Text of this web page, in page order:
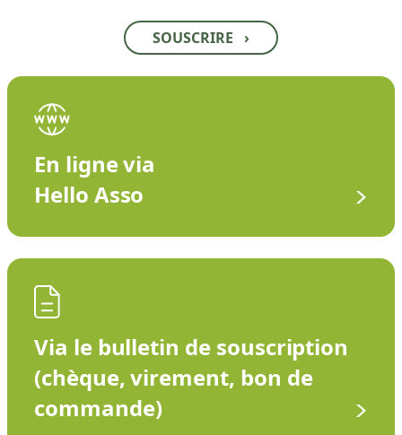
SOUSCRIRE ›
En ligne via
Hello Asso
Via le bulletin de souscription
(chèque, virement, bon de
commande)